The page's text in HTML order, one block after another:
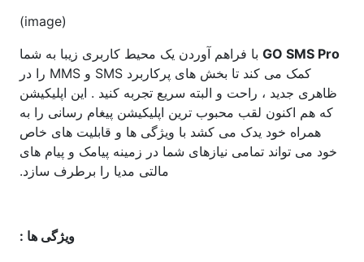
(image)
GO SMS Pro با فراهم آوردن یک محیط کاربری زیبا به شما
کمک می کند تا بخش های پرکاربرد SMS و MMS را در
ظاهری جدید ، راحت و البته سریع تجربه کنید . این اپلیکیشن
که هم اکنون لقب محبوب ترین اپلیکیشن پیغام رسانی را به
همراه خود یدک می کشد با ویژگی ها و قابلیت های خاص
خود می تواند تمامی نیازهای شما در زمینه پیامک و پیام های
مالتی مدیا را برطرف سازد.
ویژگی ها :